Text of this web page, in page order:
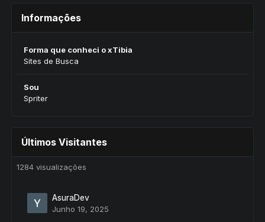
Informações
Forma que conheci o xTibia
Sites de Busca
Sou
Spriter
Últimos Visitantes
1284 visualizações
AsuraDev
Junho 19, 2025